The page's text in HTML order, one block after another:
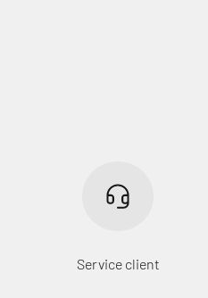
Service client